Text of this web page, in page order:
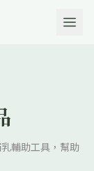
輔助工具，幫助